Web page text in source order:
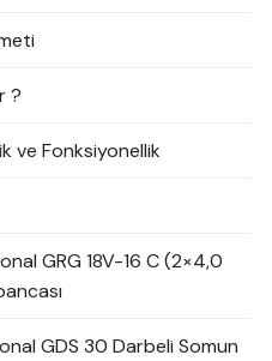
?
ve Fonksiyonellik
GRG 18V-16 C (2×4,0
GDS 30 Darbeli Somun